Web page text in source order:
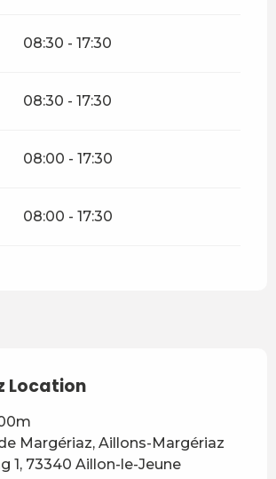
08:30 - 17:30
08:30 - 17:30
08:00 - 17:30
08:00 - 17:30
Location
Margériaz, Aillons-Margériaz
1, 73340 Aillon-le-Jeune